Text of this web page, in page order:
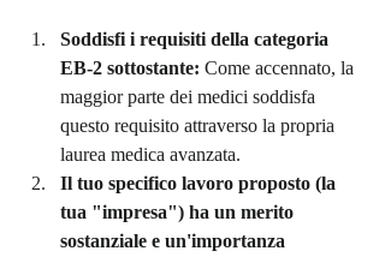
Soddisfi i requisiti della categoria
EB-2 sottostante: Come accennato, la
maggior parte dei medici soddisfa
questo requisito attraverso la propria
laurea medica avanzata.
Il tuo specifico lavoro proposto (la
tua "impresa") ha un merito
sostanziale e un'importanza